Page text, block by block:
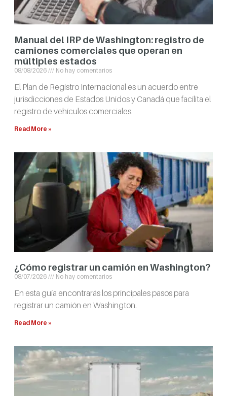
Manual del IRP de Washington: registro de
camiones comerciales que operan en
múltiples estados
08/08/2026 No hay comentarios
El Plan de Registro Internacional es un acuerdo entre
jurisdicciones de Estados Unidos y Canadá que facilita el
registro de vehículos comerciales.
Read More »
¿Cómo registrar un camión en Washington?
08/07/2026 No hay comentarios
En esta guía encontrarás los principales pasos para
registrar un camión en Washington.
Read More »